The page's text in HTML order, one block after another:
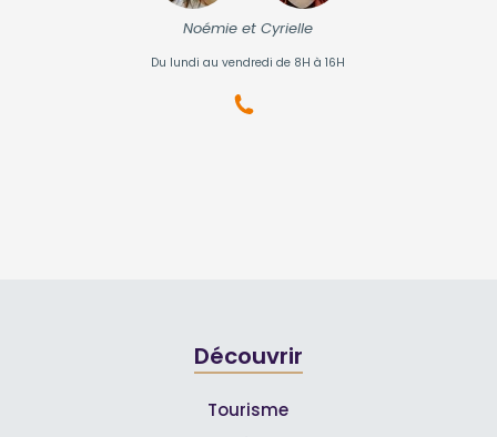
Noémie et Cyrielle
Du lundi au vendredi de 8H à 16H
Découvrir
Tourisme